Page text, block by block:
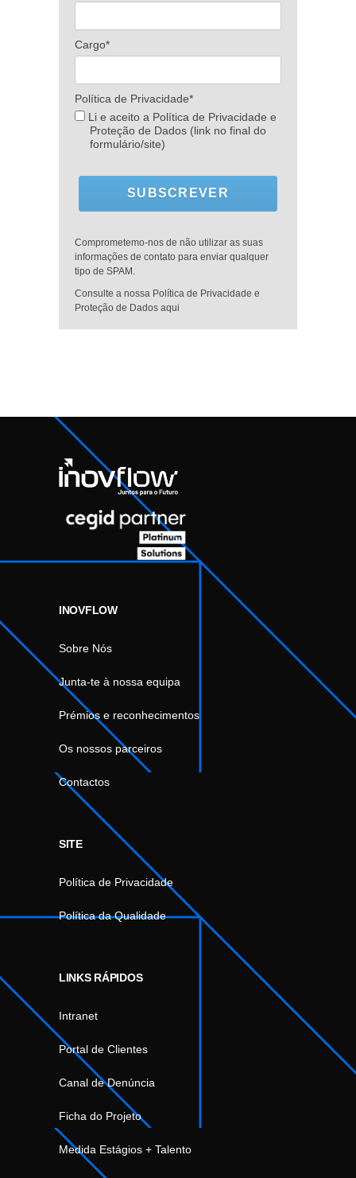
Cargo*
Política de Privacidade*
Li e aceito a Política de Privacidade e
Proteção de Dados (link no final do
formulário/site)
SUBSCREVER
Comprometemo-nos de não utilizar as suas
informações de contato para enviar qualquer
tipo de SPAM.
Consulte a nossa Política de Privacidade e
Proteção de Dados aqui
INOVFLOW
Sobre Nós
Junta-te à nossa equipa
Prémios e reconhecimentos
Os nossos parceiros
Contactos
SITE
Política de Privacidade
Política da Qualidade
LINKS RÁPIDOS
Intranet
Portal de Clientes
Canal de Denúncia
Ficha do Projeto
Medida Estágios + Talento